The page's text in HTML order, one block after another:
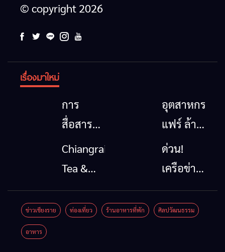
© copyright 2026
เรื่องมาใหม่
การ
สื่อสาร
โทรคมนาคม
กรณีภัย
เชียงราย
เมื่อ
อุตสาหกรรม
แฟร์ ล้าน
นาตะวัน
ออก
รวมของดี
สินค้าเด่น
Chiangrai
Tea &
Coffee
Festival
ด่วน!
เครือข่าย
ลุ่มน้ำกก
ยื่น 5 ข้อ
ข่าวเชียงราย ท่องเที่ยว ร้านอาหารที่พัก ศิลปวัฒนธรรม
อาหาร